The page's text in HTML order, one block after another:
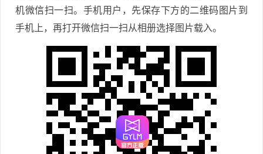
机微信扫一扫。手机用户，先保存下方的二维码图片到
手机上，再打开微信扫一扫从相册选择图片载入。